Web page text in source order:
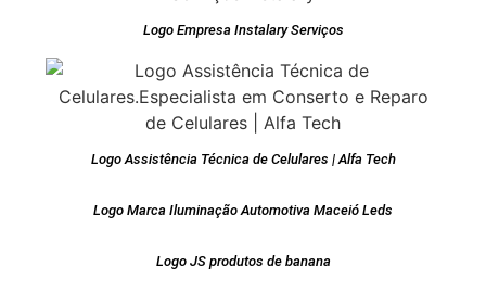
Logo Empresa Instalary Serviços
Logo Assistência Técnica de Celulares | Alfa Tech
Logo Marca Iluminação Automotiva Maceió Leds
Logo JS produtos de banana